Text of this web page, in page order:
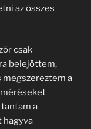
az összes
csak
belejöttem,
megszereztem a
a
hagyva